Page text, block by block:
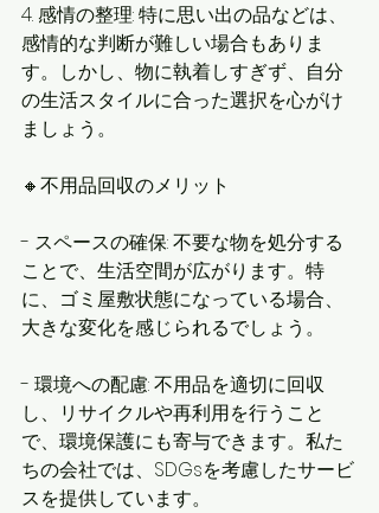
4. 感情の整理: 特に思い出の品などは、
感情的な判断が難しい場合もありま
す。しかし、物に執着しすぎず、自分
の生活スタイルに合った選択を心がけ
ましょう。
🔸不用品回収のメリット
- スペースの確保: 不要な物を処分する
ことで、生活空間が広がります。特
に、ゴミ屋敷状態になっている場合、
大きな変化を感じられるでしょう。
- 環境への配慮: 不用品を適切に回収
し、リサイクルや再利用を行うこと
で、環境保護にも寄与できます。私た
ちの会社では、SDGsを考慮したサービ
スを提供しています。